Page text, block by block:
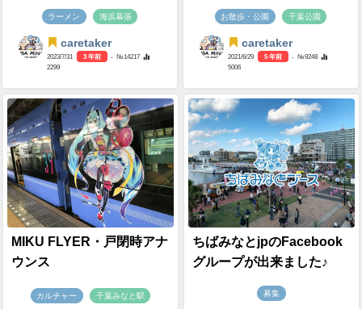
ラーメン 海浜幕張
caretaker
2023/7/31 3 年前
- №14217
2299
お散歩・公園 千葉公園
caretaker
2021/6/29 5 年前
- №9248
5006
MIKU FLYER・戸閉時アナ
ウンス
カルチャー 千葉みなと駅
ちばみなとjpのFacebook
グループが出来ました♪
募集